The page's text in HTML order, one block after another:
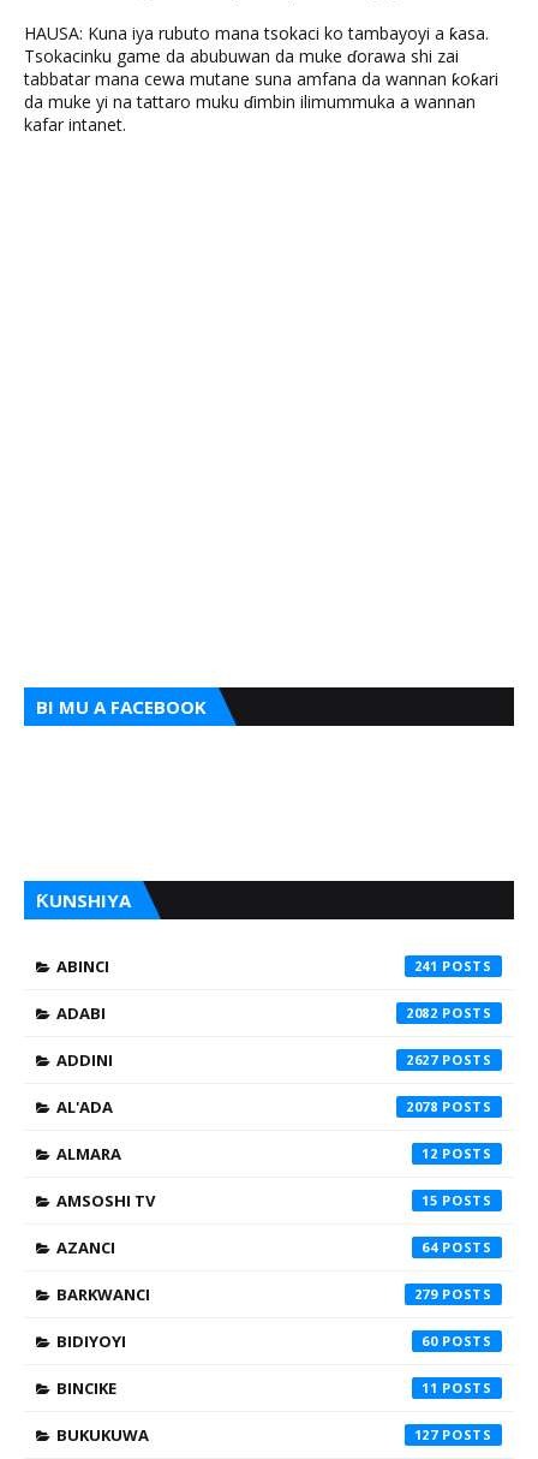
HAUSA: Kuna iya rubuto mana tsokaci ko tambayoyi a ƙasa.
Tsokacinku game da abubuwan da muke ɗorawa shi zai
tabbatar mana cewa mutane suna amfana da wannan ƙoƙari
da muke yi na tattaro muku ɗimbin ilimummuka a wannan
kafar intanet.
BI MU A FACEBOOK
ƘUNSHIYA
ABINCI 241
ADABI 2082
ADDINI 2627
AL'ADA 2078
ALMARA 12
AMSOSHI TV 15
AZANCI 64
BARKWANCI 279
BIDIYOYI 60
BINCIKE 11
BUKUKUWA 127